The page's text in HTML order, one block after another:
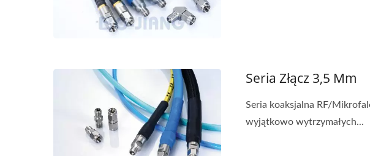
Seria Złącz 3,5 Mm
Seria koaksjalna RF/
wyjątkowo wytrzymałych...